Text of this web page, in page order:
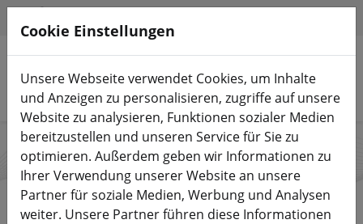
Produkte suchen
Ethix
Cookie Einstellungen
Unsere Webseite verwendet Cookies, um Inhalte
und Anzeigen zu personalisieren, zugriffe auf unsere
Website zu analysieren, Funktionen sozialer Medien
bereitzustellen und unseren Service für Sie zu
optimieren. Außerdem geben wir Informationen zu
Ihrer Verwendung unserer Website an unsere
Partner für soziale Medien, Werbung und Analysen
weiter. Unsere Partner führen diese Informationen